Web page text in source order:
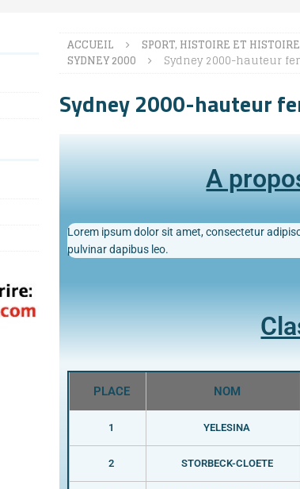
ACCUEIL SPORT, HISTOIRE ET
SYDNEY 2000
Sydney 2000-hauteur
Sydney 2000-hauteur
A
Lorem ipsum dolor sit amet, consectetur
pulvinar dapibus leo.
PLACE NOM
1 YELESINA
2 STORBECK-CLOETE